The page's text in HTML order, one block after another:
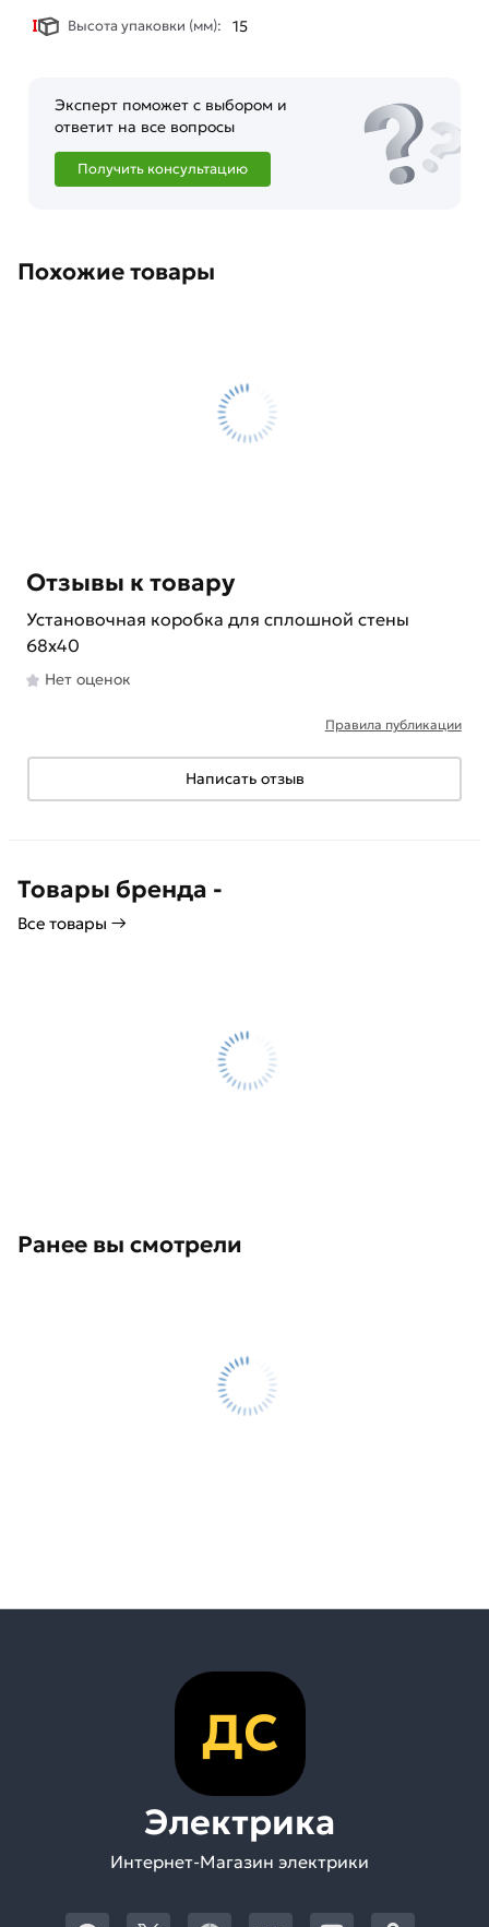
Высота упаковки (мм): 15
Эксперт поможет с выбором и
ответит на все вопросы
Получить консультацию
Похожие товары
Отзывы к товару
Установочная коробка для сплошной стены
68х40
Нет оценок
Правила публикации
Написать отзыв
Товары бренда -
Все товары →
Ранее вы смотрели
ДС
Электрика
Интернет-Магазин электрики